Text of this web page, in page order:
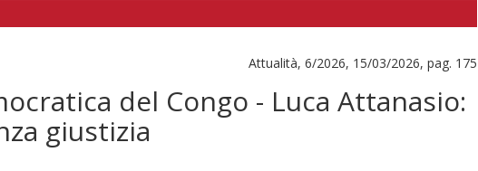
Attualità, 6/2026, 15/03/2026, pag. 175
del Congo - Luca Attanasio:
giustizia